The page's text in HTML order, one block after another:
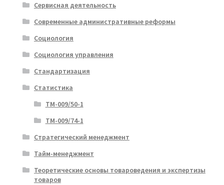
Сервисная деятельность
Современные административные реформы
Социология
Социология управления
Стандартизация
Статистика
ТМ-009/50-1
ТМ-009/74-1
Стратегический менеджмент
Тайм-менеджмент
Теоретические основы товароведения и экспертизы
товаров